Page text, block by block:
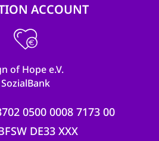
ACCOUNT
of Hope e.V.
SozialBank
0500 0008 7173 00
DE33 XXX